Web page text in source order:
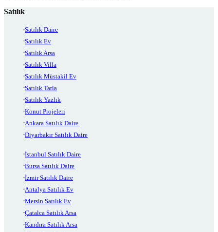
Satılık
Satılık Daire
Satılık Ev
Satılık Arsa
Satılık Villa
Satılık Müstakil Ev
Satılık Tarla
Satılık Yazlık
Konut Projeleri
Ankara Satılık Daire
Diyarbakır Satılık Daire
İstanbul Satılık Daire
Bursa Satılık Daire
İzmir Satılık Daire
Antalya Satılık Ev
Mersin Satılık Ev
Çatalca Satılık Arsa
Kandıra Satılık Arsa